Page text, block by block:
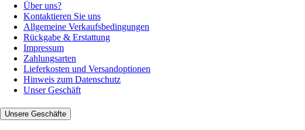
Über uns?
Kontaktieren Sie uns
Allgemeine Verkaufsbedingungen
Rückgabe & Erstattung
Impressum
Zahlungsarten
Lieferkosten und Versandoptionen
Hinweis zum Datenschutz
Unser Geschäft
Unsere Geschäfte